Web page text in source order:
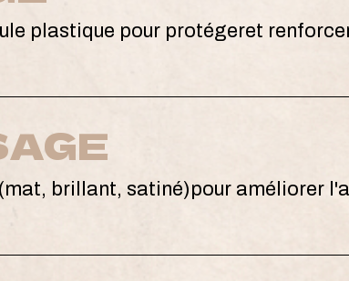
plastique pour protégeret
brillant, satiné)pour améliorer